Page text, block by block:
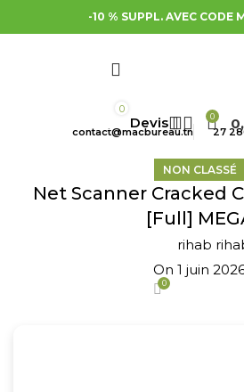
-10 % SUPPL. AVEC CODE
0
0
contact@macbureau.tn 27
NON CLASSÉ
Net Scanner Cracked
[Full]
rihab
On 1 juin
0